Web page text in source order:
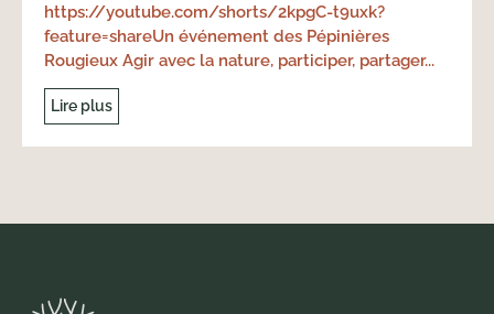
https://youtube.com/shorts/2kpgC-t9uxk?
feature=shareUn événement des Pépinières
Rougieux Agir avec la nature, participer, partager...
Lire plus